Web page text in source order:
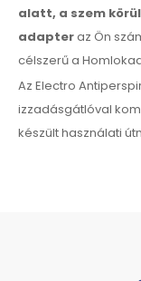
alatt, a szem körül
adapteraz Ön
célszerű a
Az Electro
izzadásgátlóval
készülthasználati